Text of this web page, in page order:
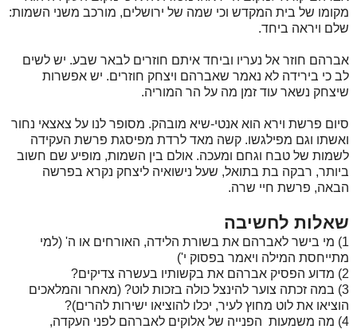
מקומו של בית המקדש וכי שמה של ירושלים, מורכב משני השמות:
שלם ויראה ביחד.
אברהם חוזר אל נעריו וביחד איתם חוזרים לבאר שבע. יש לשים
לב כי בירידה לא נאמר שאברהם ויצחק חוזרים. יש אפשרות
שיצחק נשאר עוד זמן מה על הר המוריה.
סיום פרשת וירא הוא אנטי-שיא מובהק. מסופר לנו על צאצאי נחור
ואשתו וגם מפילגשו. קשה מאד לרדת מפיסגת פרשת העקידה
לשמות של טבח וגחם ומעכה. אולם בין השמות, מופיע שם חשוב
ביותר, רבקה בת בתואל, שעל נישואיה ליצחק נקרא בפרשה
הבאה, פרשת חיי שרה.
שאלות לחשיבה
1) מי בישר לאברהם את בשורת הלידה, האורחים או ה' (למי
מתייחסת המילה ויאמר בפסוק י')
2) מדוע הפסיק אברהם את בקשותיו בעשרה צדיקים?
3) במה זכתה צוער להינצל כולה בזכות לוט? (מאחר והמלאכים
הוציאו את לוט מחוץ לעיר, יכלו להוציאו ישירות להרים)?
4) מה משמעות הפנייה של אלוקים לאברהם לפני העקדה,